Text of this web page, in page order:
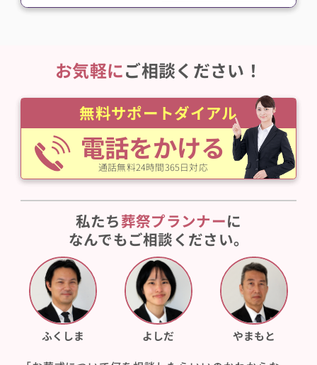
お気軽にご相談ください！
無料サポートダイアル
電話をかける
通話無料24時間365日対応
私たち葬祭プランナーに
なんでもご相談ください。
ふくしま よしだ やまもと